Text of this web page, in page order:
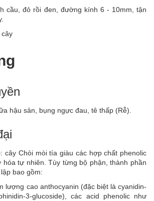
cầu, đỏ rồi đen, đường kính 6 - 10mm, tận
cây
hậu sản, bụng ngực đau, tê thấp (Rễ).
cây Chòi mòi tía giàu các hợp chất phenolic
hóa tự nhiên. Tùy từng bộ phận, thành phần
bao gồm:
lượng cao anthocyanin (đặc biệt là cyanidin-
3-glucoside), các acid phenolic như